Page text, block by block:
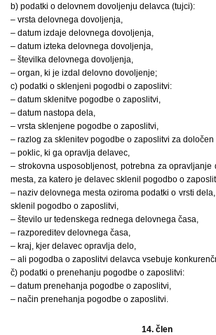
b) podatki o delovnem dovoljenju delavca (tujci):
– vrsta delovnega dovoljenja,
– datum izdaje delovnega dovoljenja,
– datum izteka delovnega dovoljenja,
– številka delovnega dovoljenja,
– organ, ki je izdal delovno dovoljenje;
c) podatki o sklenjeni pogodbi o zaposlitvi:
– datum sklenitve pogodbe o zaposlitvi,
– datum nastopa dela,
– vrsta sklenjene pogodbe o zaposlitvi,
– razlog za sklenitev pogodbe o zaposlitvi za določen
– poklic, ki ga opravlja delavec,
– strokovna usposobljenost, potrebna za
mesta, za katero je delavec sklenil pogodbo o
– naziv delovnega mesta oziroma podatki o vrsti
sklenil pogodbo o zaposlitvi,
– število ur tedenskega rednega delovnega časa,
– razporeditev delovnega časa,
– kraj, kjer delavec opravlja delo,
– ali pogodba o zaposlitvi delavca vsebuje
č) podatki o prenehanju pogodbe o zaposlitvi:
– datum prenehanja pogodbe o zaposlitvi,
– način prenehanja pogodbe o zaposlitvi.
14. člen